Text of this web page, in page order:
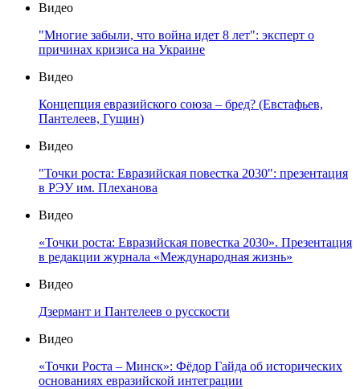
Видео
"Многие забыли, что война идет 8 лет": эксперт о
причинах кризиса на Украине
Видео
Концепция евразийского союза – бред? (Евстафьев,
Пантелеев, Гущин)
Видео
"Точки роста: Евразийская повестка 2030": презентация
в РЭУ им. Плеханова
Видео
«Точки роста: Евразийская повестка 2030». Презентация
в редакции журнала «Международная жизнь»
Видео
Дзермант и Пантелеев о русскости
Видео
«Точки Роста – Минск»: Фёдор Гайда об исторических
основаниях евразийской интеграции